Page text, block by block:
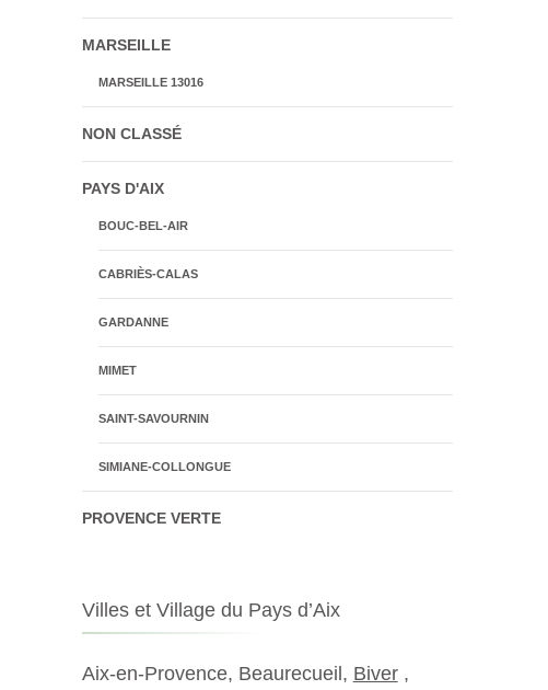
MARSEILLE
MARSEILLE 13016
NON CLASSÉ
PAYS D'AIX
BOUC-BEL-AIR
CABRIÈS-CALAS
GARDANNE
MIMET
SAINT-SAVOURNIN
SIMIANE-COLLONGUE
PROVENCE VERTE
Villes et Village du Pays d’Aix
Aix-en-Provence, Beaurecueil, Biver,